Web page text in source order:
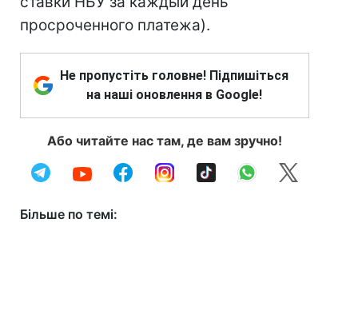
просроченного платежа).
Не пропустіть головне! Підпишіться
на наші оновлення в Google!
Або читайте нас там, де вам зручно!
Більше по темі: